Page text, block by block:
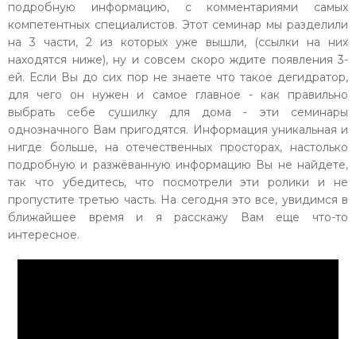
подробную информацию, с комментариями самых
компетентных специалистов. Этот семинар мы разделили
на 3 части, 2 из которых уже вышли, (ссылки на них
находятся ниже), ну и совсем скоро ждите появления 3-
ей. Если Вы до сих пор не знаете что такое дегидратор,
для чего он нужен и самое главное - как правильно
выбрать себе сушилку для дома - эти семинары
однозначного Вам пригодятся. Информация уникальная и
нигде больше, на отечественных просторах, настолько
подробную и разжёванную информацию Вы не найдете,
так что убедитесь, что посмотрели эти ролики и не
пропустите третью часть. На сегодня это все, увидимся в
ближайшее время и я расскажу Вам еще что-то
интересное.